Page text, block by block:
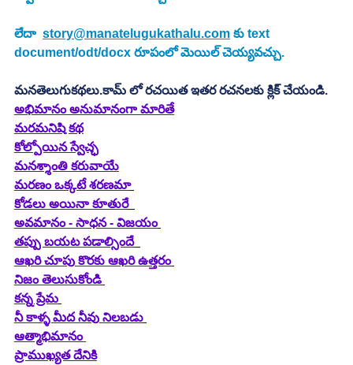
లేదా story@manatelugukathalu.com కు text
document/odt/docx రూపంలో మెయిల్ చెయ్యవచ్చు.
మనతెలుగుకథలు.కామ్ లో రచయిత ఇతర రచనలకు క్లిక్ చేయండి.
అభిమానం అనుమానంగా మారితే
మరమనిషి కథ
కోల్పోయిన స్వేచ్ఛ
మనశ్శాంతి కరువాయే
మరణం ఒక్కటే శరణమా
కోడలు అయినా కూతురే
అవమానం - సాధన - విజయం
తప్పు బయట పడాల్సిందే
ఆఖరి చూపు కొరకు ఆఖరి ఉత్తరం
నిజం తెలుసుకోండి
కన్న ప్రేమ
నీ కాళ్ళ మీద నీవు నిలబడు
ఆత్మాభిమానం
ప్రాముఖ్యత దేనికి